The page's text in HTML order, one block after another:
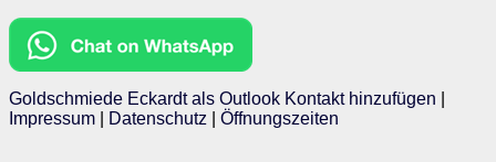
Goldschmiede Eckardt als Outlook Kontakt hinzufügen
Impressum
Datenschutz Öffnungszeiten